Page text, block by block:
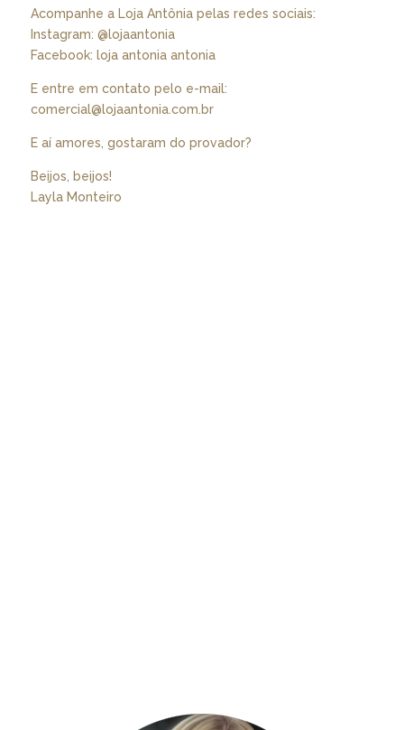
Acompanhe a Loja Antônia pelas redes sociais:
Instagram: @lojaantonia
Facebook: loja antonia antonia
E entre em contato pelo e-mail:
comercial@lojaantonia.com.br
E aí amores, gostaram do provador?
Beijos, beijos!
Layla Monteiro